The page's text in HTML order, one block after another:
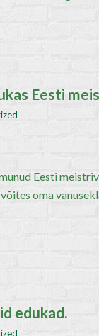
Eesti
Eesti
oma
edukad.